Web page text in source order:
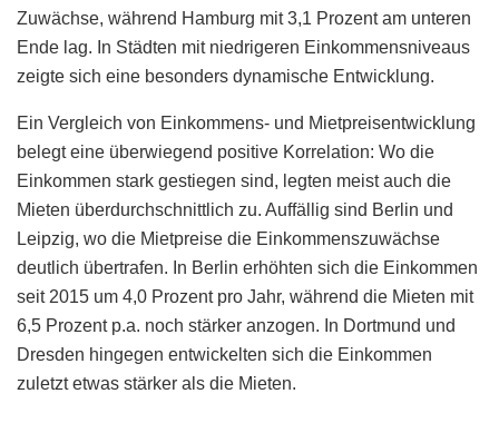
Zuwächse, während Hamburg mit 3,1 Prozent am unteren
Ende lag. In Städten mit niedrigeren Einkommensniveaus
zeigte sich eine besonders dynamische Entwicklung.
Ein Vergleich von Einkommens- und Mietpreisentwicklung
belegt eine überwiegend positive Korrelation: Wo die
Einkommen stark gestiegen sind, legten meist auch die
Mieten überdurchschnittlich zu. Auffällig sind Berlin und
Leipzig, wo die Mietpreise die Einkommenszuwächse
deutlich übertrafen. In Berlin erhöhten sich die Einkommen
seit 2015 um 4,0 Prozent pro Jahr, während die Mieten mit
6,5 Prozent p.a. noch stärker anzogen. In Dortmund und
Dresden hingegen entwickelten sich die Einkommen
zuletzt etwas stärker als die Mieten.